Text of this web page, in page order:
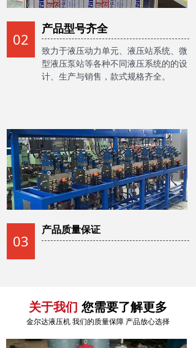
02
产品型号齐全
致力于液压动力单元、液压站系统、微
型液压泵站等各种不同液压系统的的设
计、生产与销售，款式规格齐全。
03
产品质量保证
关于我们 您需要了解更多
金尔达液压机 我们的质量保障 产品放心选择